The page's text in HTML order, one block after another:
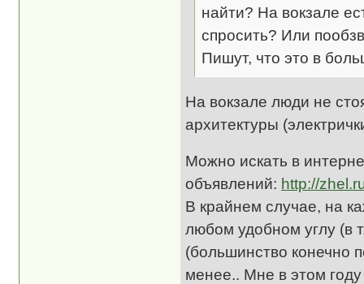
найти? На вокзале
спросить? Или
Пишут, что это в
На вокзале люди не
архитектуры
Можно искать в
объявлений: http://
В крайнем случае, на
любом удобном углу (в
(большинство конечно
менее.. Мне в этом году